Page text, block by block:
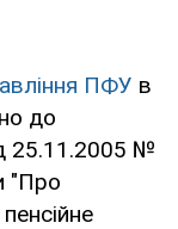
ПФУ в
до
25.11.2005 №
"Про